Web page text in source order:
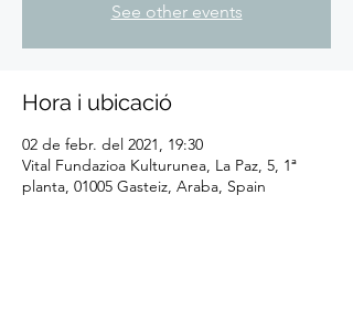
See other events
Hora i ubicació
02 de febr. del 2021, 19:30
Vital Fundazioa Kulturunea, La Paz, 5, 1ª
planta, 01005 Gasteiz, Araba, Spain